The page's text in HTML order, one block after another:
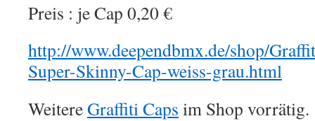
Preis : je Cap 0,20 €
http://www.deependbmx.de/shop/
Super-Skinny-Cap-weiss-grau.html
WeitereGraffiti Caps im Shop vorrätig.